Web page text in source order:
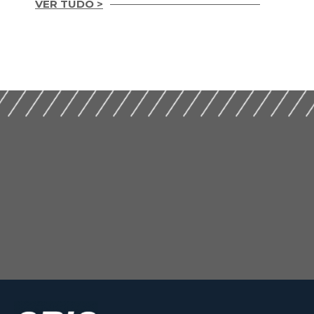
VER TUDO >